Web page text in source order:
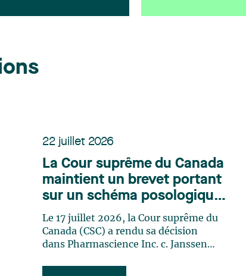
22 juillet 2026
La Cour suprême du Canada
maintient un brevet portant
sur un schéma posologique
et clarifie la brevetabilité
des méthodes
thérapeutiques
Le 17 juillet 2026, la Cour suprême du
Canada (CSC) a rendu sa décision
dans Pharmascience Inc. c. Janssen